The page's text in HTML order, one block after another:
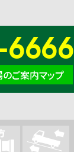
ご案内マップ